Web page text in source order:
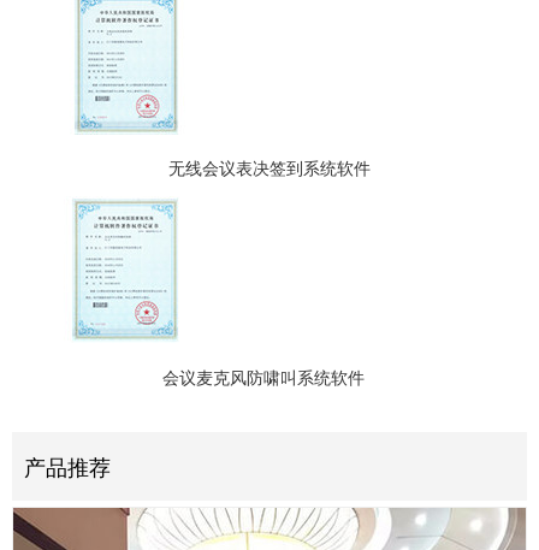
无线会议表决签到系统软件
会议麦克风防啸叫系统软件
产品推荐